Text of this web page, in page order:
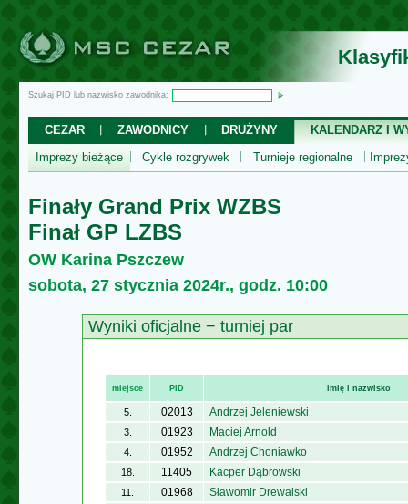
Szukaj PID lub nazwisko zawodnika:
CEZAR ZAWODNICY DRUŻYNY
KALENDARZ I
Imprezy bieżące
Cykle rozgrywek Turnieje regionalne
Finały Grand Prix WZBS
Finał GP LZBS
OW Karina Pszczew
sobota, 27 stycznia 2024r., godz. 10:00
Wyniki oficjalne − turniej par
miejsce PID imię i nazwisko
5. 02013 Andrzej Jeleniewski
3. 01923 Maciej Arnold
4. 01952 Andrzej Choniawko
18. 11405 Kacper Dąbrowski
11. 01968 Sławomir Drewalski